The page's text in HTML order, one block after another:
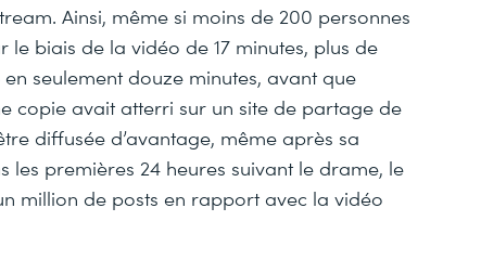
Ainsi, même si moins de 200 personnes
biais de la vidéo de 17 minutes, plus de
seulement douze minutes, avant que
copie avait atterri sur un site de partage de
diffusée d’avantage, même après sa
les premières 24 heures suivant le drame, le
million de posts en rapport avec la vidéo